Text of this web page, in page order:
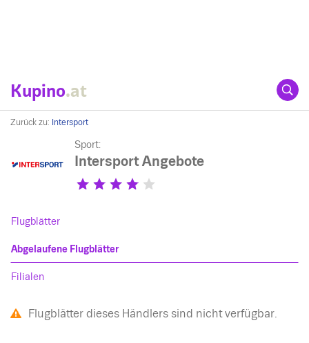
Kupino.at
Zurück zu: Intersport
Sport:
Intersport Angebote
Flugblätter
Abgelaufene Flugblätter
Filialen
Flugblätter dieses Händlers sind nicht verfügbar.